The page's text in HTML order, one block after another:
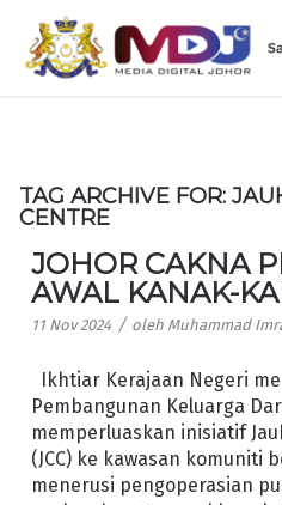
TAG ARCHIVE FOR:
CENTRE
JOHOR CAKNA
AWAL KANAK-
11 Nov 2024 / oleh Muhammad
Ikhtiar Kerajaan Negeri
Pembangunan Keluarga
memperluaskan inisiatif
(JCC) ke kawasan komuniti
menerusi pengoperasian